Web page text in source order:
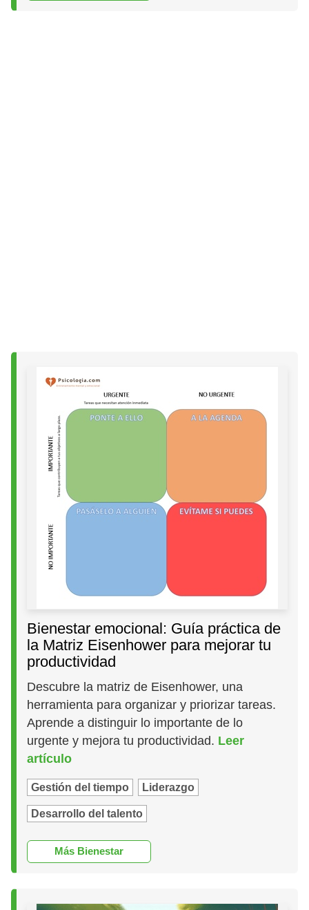
Bienestar emocional: Guía práctica de
la Matriz Eisenhower para mejorar tu
productividad
Descubre la matriz de Eisenhower, una
herramienta para organizar y priorizar tareas.
Aprende a distinguir lo importante de lo
urgente y mejora tu productividad. Leer
artículo
Gestión del tiempo Liderazgo
Desarrollo del talento
Más Bienestar